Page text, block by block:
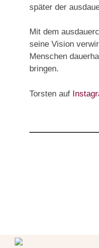
später der
Mit dem
seine Vision
Menschen
bringen.
Torsten auf